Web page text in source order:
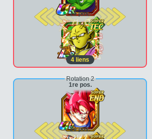
2e pos.
4 liens
Rotation 2
1re pos.
2e pos.